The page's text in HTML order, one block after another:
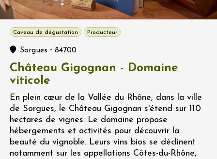
Caveau de dégustation Producteur
Sorgues - 84700
Château Gigognan - Domaine
viticole
En plein cœur de la Vallée du Rhône, dans la ville
de Sorgues, le Château Gigognan s'étend sur 110
hectares de vignes. Le domaine propose
hébergements et activités pour découvrir la
beauté du vignoble. Leurs vins bios se déclinent
notamment sur les appellations Côtes-du-Rhône,